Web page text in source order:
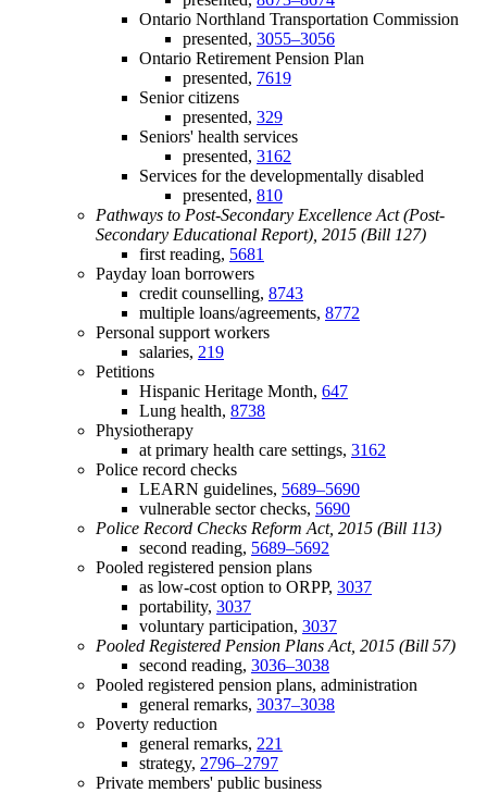
Ontario Northland Transportation Commission
presented, 3055–3056
Ontario Retirement Pension Plan
presented, 7619
Senior citizens
presented, 329
Seniors' health services
presented, 3162
Services for the developmentally disabled
presented, 810
Pathways to Post-Secondary Excellence Act (Post-
Secondary Educational Report), 2015 (Bill 127)
first reading, 5681
Payday loan borrowers
credit counselling, 8743
multiple loans/agreements, 8772
Personal support workers
salaries, 219
Petitions
Hispanic Heritage Month, 647
Lung health, 8738
Physiotherapy
at primary health care settings, 3162
Police record checks
LEARN guidelines, 5689–5690
vulnerable sector checks, 5690
Police Record Checks Reform Act, 2015 (Bill 113)
second reading, 5689–5692
Pooled registered pension plans
as low-cost option to ORPP, 3037
portability, 3037
voluntary participation, 3037
Pooled Registered Pension Plans Act, 2015 (Bill 57)
second reading, 3036–3038
Pooled registered pension plans, administration
general remarks, 3037–3038
Poverty reduction
general remarks, 221
strategy, 2796–2797
Private members' public business